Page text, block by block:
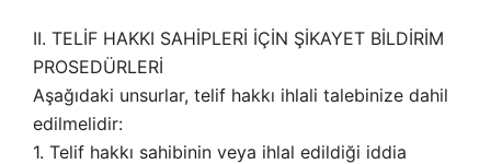
II. TELİF HAKKI SAHİPLERİ İÇİN ŞİKAYET BİLDİRİM
PROSEDÜRLERİ
Aşağıdaki unsurlar, telif hakkı ihlali talebinize dahil
edilmelidir:
1. Telif hakkı sahibinin veya ihlal edildiği iddia